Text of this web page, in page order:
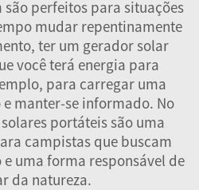
perfeitos para situações
mudar repentinamente
ter um gerador solar
você terá energia para
para carregar uma
manter-se informado. No
portáteis são uma
campistas que buscam
uma forma responsável de
da natureza.